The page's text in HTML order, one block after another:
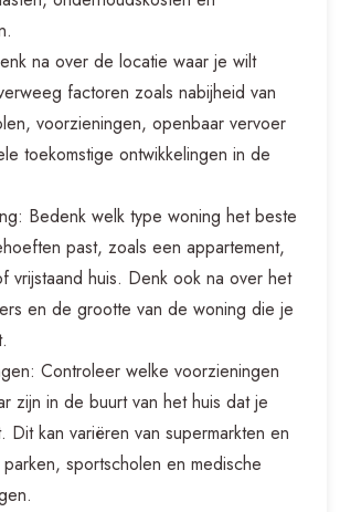
na over de locatie waar je wilt
factoren zoals nabijheid van
voorzieningen, openbaar vervoer
toekomstige ontwikkelingen in de
Bedenk welk type woning het beste
past, zoals een appartement,
vrijstaand huis. Denk ook na over het
en de grootte van de woning die je
Controleer welke voorzieningen
zijn in de buurt van het huis dat je
Dit kan variëren van supermarkten en
sportscholen en medische